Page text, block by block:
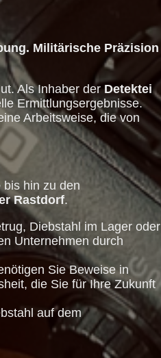
Militärische Präzision
Als Inhaber derDetektei
Ermittlungsergebnisse.
Arbeitsweise, die von
bis hin zu den
Rastdorf.
Diebstahl im Lager oder
Unternehmen durch
Sie Beweise in
die Sie für Ihre Zukunft
auf dem